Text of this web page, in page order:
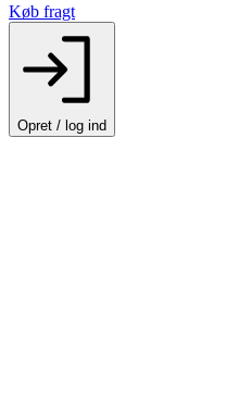
Køb fragt
Opret / log ind